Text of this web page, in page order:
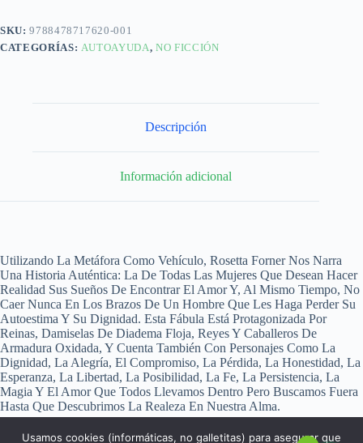
SKU:9788478717620-001
CATEGORÍAS: AUTOAYUDA, NO FICCIÓN
Descripción
Información adicional
Utilizando La Metáfora Como Vehículo, Rosetta Forner Nos Narra
Una Historia Auténtica: La De Todas Las Mujeres Que Desean Hacer
Realidad Sus Sueños De Encontrar El Amor Y, Al Mismo Tiempo, No
Caer Nunca En Los Brazos De Un Hombre Que Les Haga Perder Su
Autoestima Y Su Dignidad. Esta Fábula Está Protagonizada Por
Reinas, Damiselas De Diadema Floja, Reyes Y Caballeros De
Armadura Oxidada, Y Cuenta También Con Personajes Como La
Dignidad, La Alegría, El Compromiso, La Pérdida, La Honestidad, La
Esperanza, La Libertad, La Posibilidad, La Fe, La Persistencia, La
Magia Y El Amor Que Todos Llevamos Dentro Pero Buscamos Fuera
Hasta Que Descubrimos La Realeza En Nuestra Alma.
Usamos cookies (informáticas, no galletitas) para asegurar que